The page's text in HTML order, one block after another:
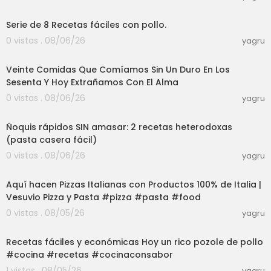
Serie de 8 Recetas fáciles con pollo.
0 vistas . 08/06/26
yagru
Veinte Comidas Que Comíamos Sin Un Duro En Los
Sesenta Y Hoy Extrañamos Con El Alma
0 vistas . 08/06/26
yagru
Ñoquis rápidos SIN amasar: 2 recetas heterodoxas
(pasta casera fácil)
0 vistas . 08/06/26
yagru
Aquí hacen Pizzas Italianas con Productos 100% de Italia |
Vesuvio Pizza y Pasta #pizza #pasta #food
0 vistas . 08/05/26
yagru
Recetas fáciles y económicas Hoy un rico pozole de pollo
#cocina #recetas #cocinaconsabor